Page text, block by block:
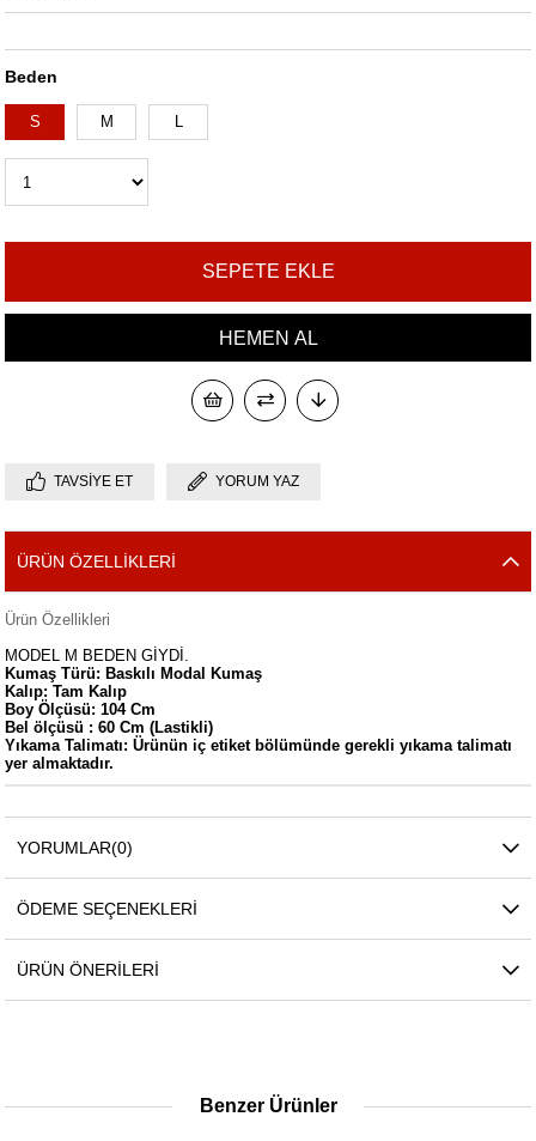
Beden
S M L
TAVSIYE ET YORUM YAZ
ÜRÜN ÖZELLIKLERI
Ürün Özellikleri
MODEL M BEDEN GİYDİ.
Kumaş Türü: Baskılı Modal Kumaş
Kalıp: Tam Kalıp
Boy Ölçüsü: 104 Cm
Bel ölçüsü : 60 Cm (Lastikli)
Yıkama Talimatı: Ürünün iç etiket bölümünde gerekli yıkama talimatı
yer almaktadır.
YORUMLAR(0)
ÖDEME SEÇENEKLERI
ÜRÜN ÖNERILERI
Benzer Ürünler